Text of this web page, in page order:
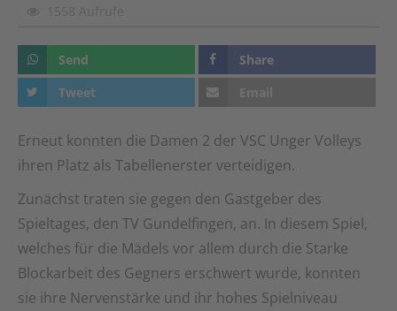
Send
Share
Tweet
Email
Erneut konnten die Damen 2 der VSC Unger Volleys
ihren Platz als Tabellenerster verteidigen.
Zunächst traten sie gegen den Gastgeber des
Spieltages, den TV Gundelfingen, an. In diesem Spiel,
welches für die Mädels vor allem durch die Starke
Blockarbeit des Gegners erschwert wurde, konnten
sie ihre Nervenstärke und ihr hohes Spielniveau